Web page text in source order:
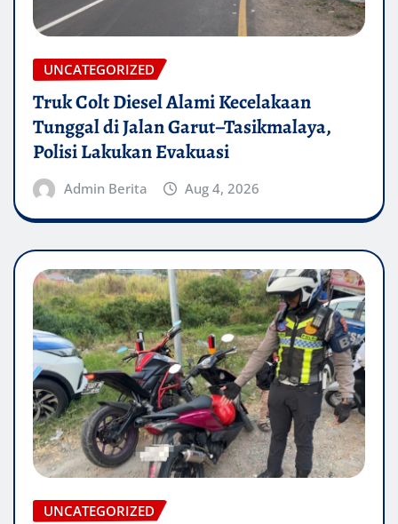
UNCATEGORIZED
Truk Colt Diesel Alami Kecelakaan
Tunggal di Jalan Garut–Tasikmalaya,
Polisi Lakukan Evakuasi
Admin Berita Aug 4, 2026
UNCATEGORIZED